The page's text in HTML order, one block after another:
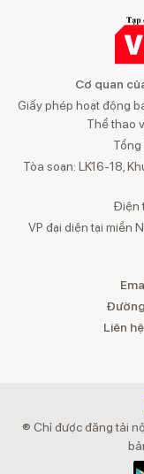
Cơ quan
Giấy phép hoạt động
Thể thao
Tổng
Tòa soạn: LK16-18,
Điện
VP đại diện tại miền
Liên
® Chỉ được đăng tải